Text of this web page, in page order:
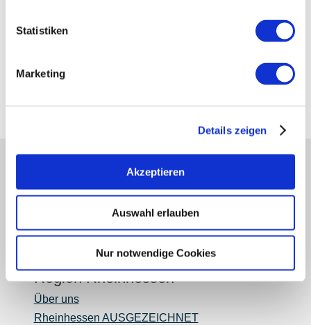
Statistiken
Marketing
Details zeigen
Akzeptieren
Auswahl erlauben
Nur notwendige Cookies
Presse
Login Weinwirtschaft
Region Rheinhessen
Über uns
Rheinhessen AUSGEZEICHNET